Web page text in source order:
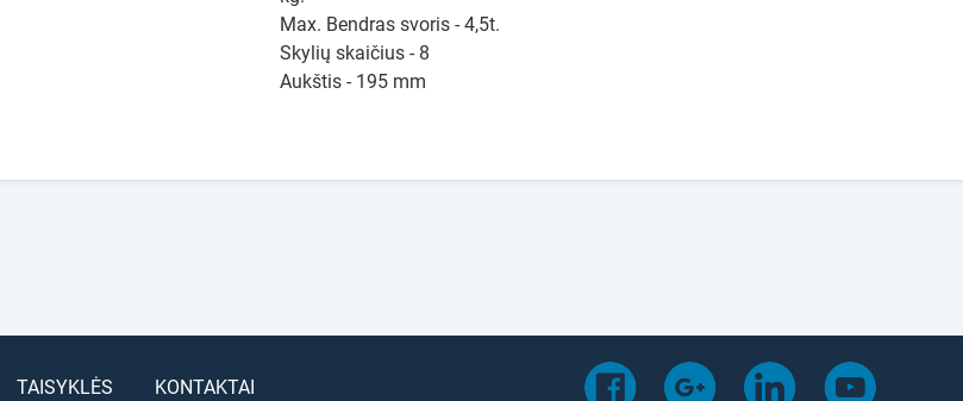
Max. Bendras svoris - 4,5t.
Skylių skaičius - 8
Aukštis - 195 mm
TAISYKLĖS KONTAKTAI